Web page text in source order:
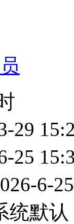
29
25
6-
统默认